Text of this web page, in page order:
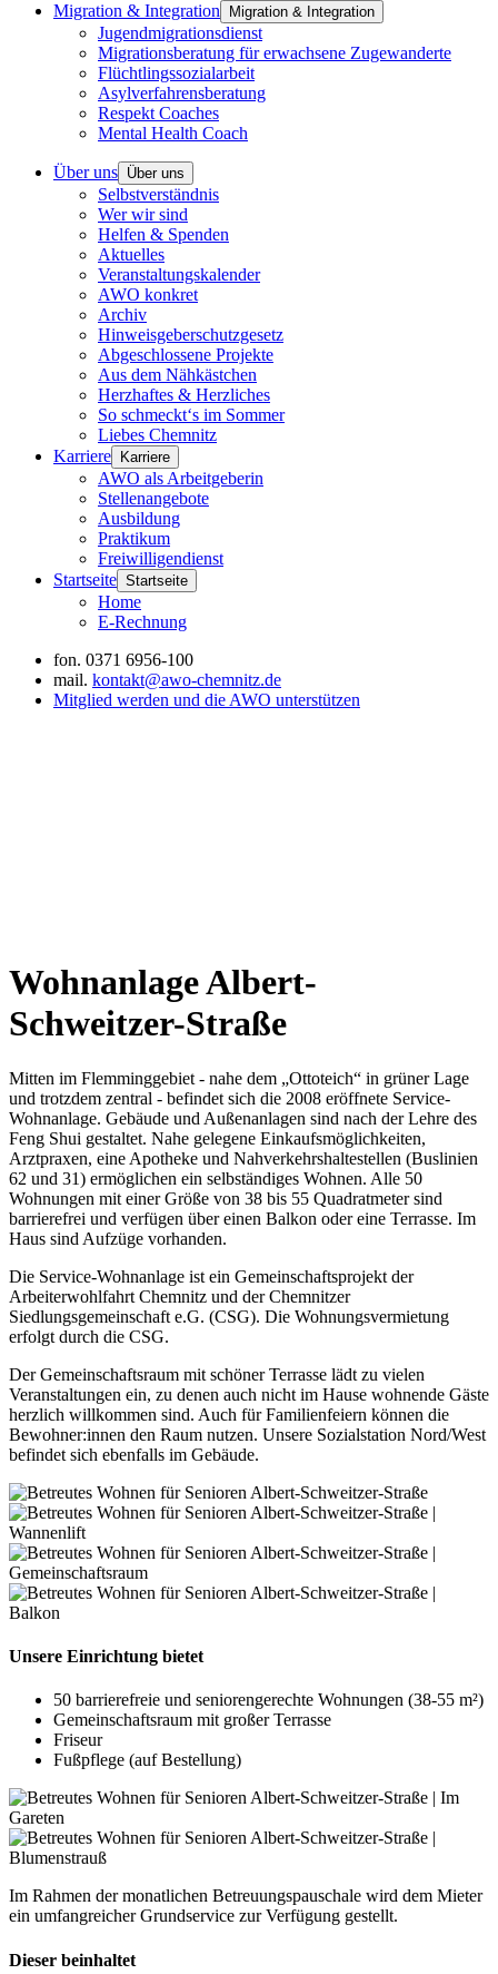
Migration & Integration
Migration & Integration
Jugendmigrationsdienst
Migrationsberatung für erwachsene Zugewanderte
Flüchtlingssozialarbeit
Asylverfahrensberatung
Respekt Coaches
Mental Health Coach
Über uns Über uns
Selbstverständnis
Wer wir sind
Helfen & Spenden
Aktuelles
Veranstaltungskalender
AWO konkret
Archiv
Hinweisgeberschutzgesetz
Abgeschlossene Projekte
Aus dem Nähkästchen
Herzhaftes & Herzliches
So schmeckt‘s im Sommer
Liebes Chemnitz
Karriere
Karriere
AWO als Arbeitgeberin
Stellenangebote
Ausbildung
Praktikum
Freiwilligendienst
Startseite Startseite
Home
E-Rechnung
fon. 0371 6956-100
mail. kontakt@awo-chemnitz.de
Mitglied werden und die AWO unterstützen
Wohnanlage Albert-
Schweitzer-Straße
Mitten im Flemminggebiet - nahe dem „Ottoteich“ in grüner Lage
und trotzdem zentral - befindet sich die 2008 eröffnete Service-
Wohnanlage. Gebäude und Außenanlagen sind nach der Lehre des
Feng Shui gestaltet. Nahe gelegene Einkaufsmöglichkeiten,
Arztpraxen, eine Apotheke und Nahverkehrshaltestellen (Buslinien
62 und 31) ermöglichen ein selbständiges Wohnen. Alle 50
Wohnungen mit einer Größe von 38 bis 55 Quadratmeter sind
barrierefrei und verfügen über einen Balkon oder eine Terrasse. Im
Haus sind Aufzüge vorhanden.
Die Service-Wohnanlage ist ein Gemeinschaftsprojekt der
Arbeiterwohlfahrt Chemnitz und der Chemnitzer
Siedlungsgemeinschaft e.G. (CSG). Die Wohnungsvermietung
erfolgt durch die CSG.
Der Gemeinschaftsraum mit schöner Terrasse lädt zu vielen
Veranstaltungen ein, zu denen auch nicht im Hause wohnende Gäste
herzlich willkommen sind. Auch für Familienfeiern können die
Bewohner:innen den Raum nutzen. Unsere Sozialstation Nord/West
befindet sich ebenfalls im Gebäude.
Unsere Einrichtung bietet
50 barrierefreie und seniorengerechte Wohnungen (38-55 m²)
Gemeinschaftsraum mit großer Terrasse
Friseur
Fußpflege (auf Bestellung)
Im Rahmen der monatlichen Betreuungspauschale wird dem Mieter
ein umfangreicher Grundservice zur Verfügung gestellt.
Dieser beinhaltet